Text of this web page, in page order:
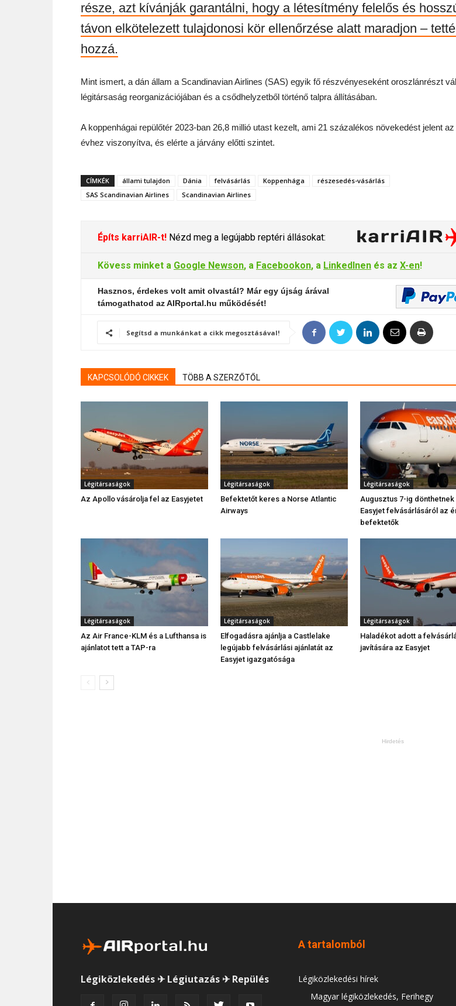
része, azt kívánják garantálni, hogy a létesítmény felelős és
távon elkötelezett tulajdonosi kör ellenőrzése alatt maradjon –
hozzá.
Mint ismert, a dán állam a Scandinavian Airlines (SAS) egyik fő részvényeseként oroszlánrészt
légitársaság reorganizációjában és a csődhelyzetből történő talpra állításában.
A koppenhágai repülőtér 2023-ban 26,8 millió utast kezelt, ami 21 százalékos növekedést jelent
évhez viszonyítva, és elérte a járvány előtti szintet.
CÍMKÉK állami tulajdon Dánia felvásárlás Koppenhága
részesedés-vásárlás
SAS Scandinavian Airlines
Scandinavian Airlines
Építs karriAIR-t! Nézd meg a legújabb reptéri állásokat:
Kövess minket a Google Newson, a Facebookon, a LinkedInen és az X-en!
Hasznos, érdekes volt amit olvastál? Már egy újság árával
támogathatod az AIRportal.hu működését!
Segítsd a munkánkat a cikk megosztásával!
KAPCSOLÓDÓ CIKKEK TÖBB A SZERZŐTŐL
Légitársaságok
Az Apollo vásárolja fel az Easyjetet
Légitársaságok
Befektetőt keres a Norse Atlantic
Airways
Légitársaságok
Augusztus 7-ig dönthetnek
Easyjet felvásárlásáról az
befektetők
Légitársaságok
Az Air France-KLM és a Lufthansa is
ajánlatot tett a TAP-ra
Légitársaságok
Elfogadásra ajánlja a Castlelake
legújabb felvásárlási ajánlatát az
Easyjet igazgatósága
Légitársaságok
Haladékot adott a
javítására az Easyjet
Hirdetés
Légiközlekedés ✈ Légiutazás ✈ Repülés
A tartalomból
Légiközlekedési hírek
Magyar légiközlekedés, Ferihegy